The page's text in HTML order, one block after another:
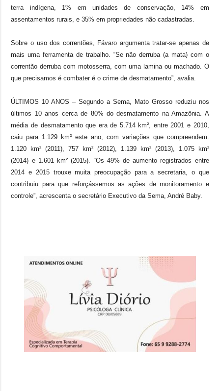
terra indígena, 1% em unidades de conservação, 14% em
assentamentos rurais, e 35% em propriedades não cadastradas.
Sobre o uso dos correntões, Fávaro argumenta tratar-se apenas de
mais uma ferramenta de trabalho. “Se não derruba (a mata) com o
correntão derruba com motosserra, com uma lamina ou machado. O
que precisamos é combater é o crime de desmatamento”, avalia.
ÚLTIMOS 10 ANOS – Segundo a Sema, Mato Grosso reduziu nos
últimos 10 anos cerca de 80% do desmatamento na Amazônia. A
média de desmatamento que era de 5.714 km², entre 2001 e 2010,
caiu para 1.129 km² este ano, com variações que compreendem:
1.120 km² (2011), 757 km² (2012), 1.139 km² (2013), 1.075 km²
(2014) e 1.601 km² (2015). “Os 49% de aumento registrados entre
2014 e 2015 trouxe muita preocupação para a secretaria, o que
contribuiu para que reforçássemos as ações de monitoramento e
controle”, acrescenta o secretário Executivo da Sema, André Baby.